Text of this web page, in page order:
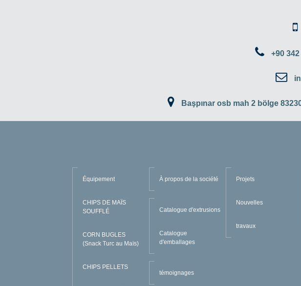
+90
Başpınar osb mah 2 bölge
Équipement
CHIPS DE MAÏS
SOUFFLÉ
CORN BUGLES
(Snack Turc au Maïs)
CHIPS PELLETS
À propos de la société
Catalogue d'extrusions
Catalogue
d'emballages
témoignages
Projets
Nouvelles
travaux